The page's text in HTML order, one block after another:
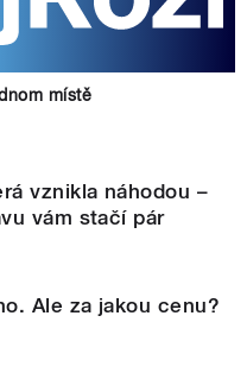
místě
vznikla náhodou –
vám stačí pár
Ale za jakou cenu?